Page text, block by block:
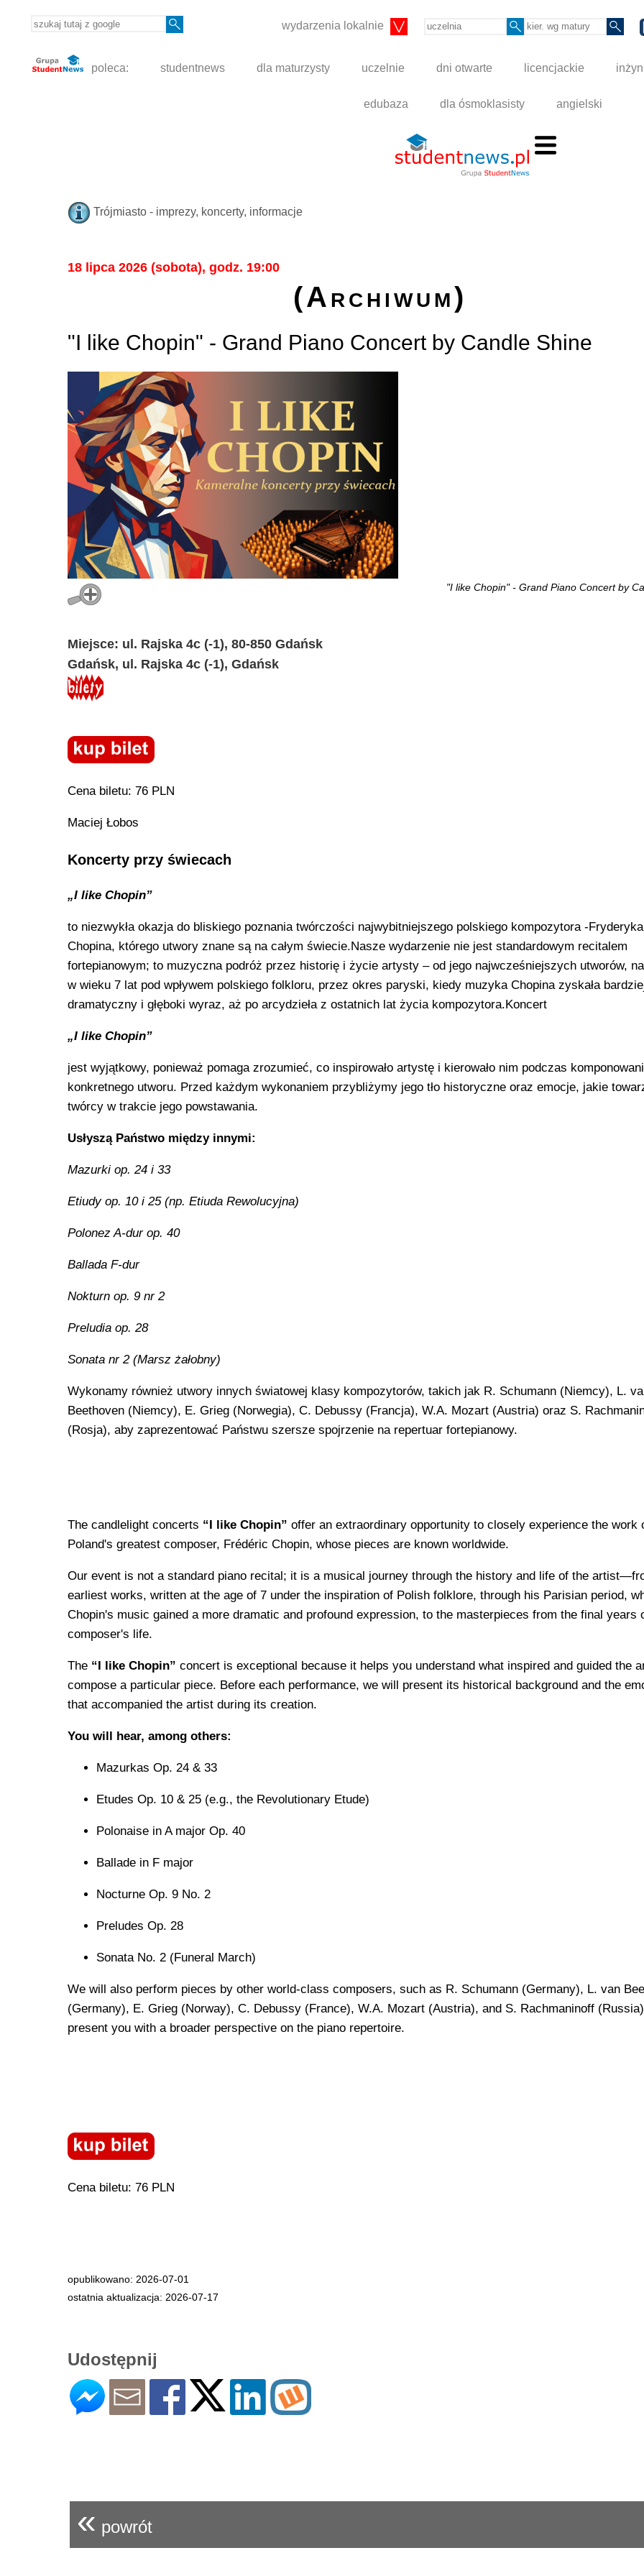
wydarzenia lokalnie
poleca: studentnews dla maturzysty uczelnie dni otwarte licencjackie
edubaza dla ósmoklasisty angielski
Trójmiasto - imprezy, koncerty, informacje
18 lipca 2026 (sobota), godz. 19:00
(Archiwum)
"I like Chopin" - Grand Piano Concert by Candle Shine
"I like Chopin" - Grand Piano Concert by
Miejsce: ul. Rajska 4c (-1), 80-850 Gdańsk
Gdańsk, ul. Rajska 4c (-1), Gdańsk
Cena biletu: 76 PLN
Maciej Łobos
Koncerty przy świecach
„I like Chopin”
to niezwykła okazja do bliskiego poznania twórczości najwybitniejszego polskiego kompozytora -Fryderyka
Chopina, którego utwory znane są na całym świecie.​Nasze wydarzenie nie jest standardowym recitalem
fortepianowym; to muzyczna podróż przez historię i życie artysty – od jego najwcześniejszych utworów,
w wieku 7 lat pod wpływem polskiego folkloru, przez okres paryski, kiedy muzyka Chopina zyskała
dramatyczny i głęboki wyraz, aż po arcydzieła z ostatnich lat życia kompozytora.​Koncert
„I like Chopin”
jest wyjątkowy, ponieważ pomaga zrozumieć, co inspirowało artystę i kierowało nim podczas
konkretnego utworu. Przed każdym wykonaniem przybliżymy jego tło historyczne oraz emocje, jakie
twórcy w trakcie jego powstawania.
​Usłyszą Państwo między innymi:
​Mazurki op. 24 i 33
​Etiudy op. 10 i 25 (np. Etiuda Rewolucyjna)
​Polonez A-dur op. 40
​Ballada F-dur
​Nokturn op. 9 nr 2
​Preludia op. 28
​Sonata nr 2 (Marsz żałobny)
​Wykonamy również utwory innych światowej klasy kompozytorów, takich jak R. Schumann (Niemcy), L.
Beethoven (Niemcy), E. Grieg (Norwegia), C. Debussy (Francja), W.A. Mozart (Austria) oraz S.
(Rosja), aby zaprezentować Państwu szersze spojrzenie na repertuar fortepianowy.
The candlelight concerts “I like Chopin” offer an extraordinary opportunity to closely experience the work
Poland's greatest composer, Frédéric Chopin, whose pieces are known worldwide.
Our event is not a standard piano recital; it is a musical journey through the history and life of the
earliest works, written at the age of 7 under the inspiration of Polish folklore, through his Parisian period,
Chopin's music gained a more dramatic and profound expression, to the masterpieces from the final years
composer's life.
The “I like Chopin” concert is exceptional because it helps you understand what inspired and guided the
compose a particular piece. Before each performance, we will present its historical background and the
that accompanied the artist during its creation.
You will hear, among others:
Mazurkas Op. 24 & 33
Etudes Op. 10 & 25 (e.g., the Revolutionary Etude)
Polonaise in A major Op. 40
Ballade in F major
Nocturne Op. 9 No. 2
Preludes Op. 28
Sonata No. 2 (Funeral March)
We will also perform pieces by other world-class composers, such as R. Schumann (Germany), L. van
(Germany), E. Grieg (Norway), C. Debussy (France), W.A. Mozart (Austria), and S. Rachmaninoff
present you with a broader perspective on the piano repertoire.
Cena biletu: 76 PLN
opublikowano: 2026-07-01
ostatnia aktualizacja: 2026-07-17
Udostępnij
« powrót